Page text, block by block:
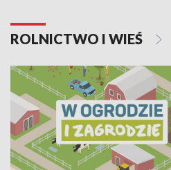
ROLNICTWO I WIEŚ